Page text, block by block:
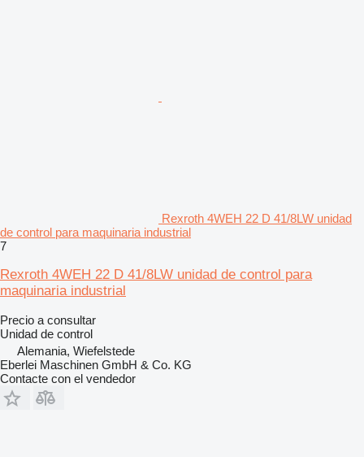
Rexroth 4WEH 22 D 41/8LW unidad
de control para maquinaria industrial
7
Rexroth 4WEH 22 D 41/8LW unidad de control para
maquinaria industrial
Precio a consultar
Unidad de control
Alemania, Wiefelstede
Eberlei Maschinen GmbH & Co. KG
Contacte con el vendedor